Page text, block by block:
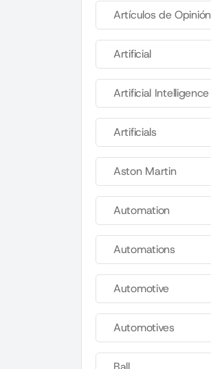
Artículos de Opinión
Artificial
Artificial Intelligence
Artificials
Aston Martin
Automation
Automations
Automotive
Automotives